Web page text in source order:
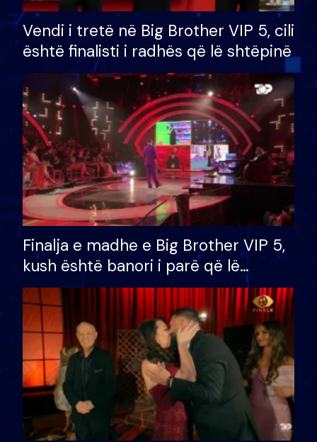
Vendi i tretë në Big Brother VIP 5, cili
është finalisti i radhës që lë shtëpinë
Finalja e madhe e Big Brother VIP 5,
kush është banori i parë që lë
shtëpinë dhe humb mundësinë për
të fituar çmimin e madh